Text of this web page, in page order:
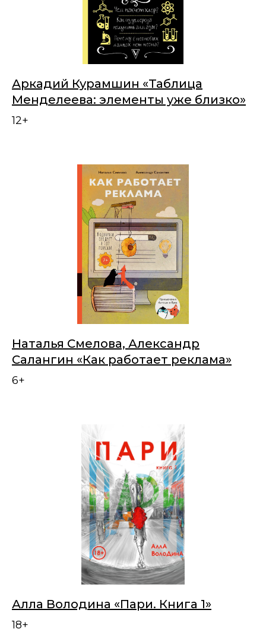
Аркадий Курамшин «Таблица
Менделеева: элементы уже близко»
12+
Наталья Смелова, Александр
Салангин «Как работает реклама»
6+
Алла Володина «Пари. Книга 1»
18+